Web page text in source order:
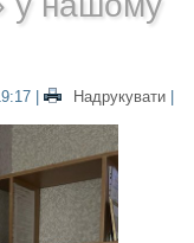
| Надрукувати